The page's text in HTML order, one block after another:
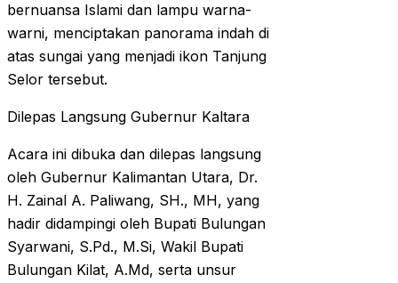
bernuansa Islami dan lampu warna-
warni, menciptakan panorama indah di
atas sungai yang menjadi ikon Tanjung
Selor tersebut.
Dilepas Langsung Gubernur Kaltara
Acara ini dibuka dan dilepas langsung
oleh Gubernur Kalimantan Utara, Dr.
H. Zainal A. Paliwang, SH., MH, yang
hadir didampingi oleh Bupati Bulungan
Syarwani, S.Pd., M.Si, Wakil Bupati
Bulungan Kilat, A.Md, serta unsur